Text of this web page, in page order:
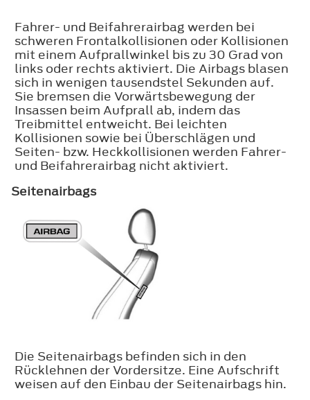
Fahrer- und Beifahrerairbag werden bei
schweren Frontalkollisionen oder Kollisionen
mit einem Aufprallwinkel bis zu 30 Grad von
links oder rechts aktiviert. Die Airbags blasen
sich in wenigen tausendstel Sekunden auf.
Sie bremsen die Vorwärtsbewegung der
Insassen beim Aufprall ab, indem das
Treibmittel entweicht. Bei leichten
Kollisionen sowie bei Überschlägen und
Seiten- bzw. Heckkollisionen werden Fahrer-
und Beifahrerairbag nicht aktiviert.
Seitenairbags
Die Seitenairbags befinden sich in den
Rücklehnen der Vordersitze. Eine Aufschrift
weisen auf den Einbau der Seitenairbags hin.